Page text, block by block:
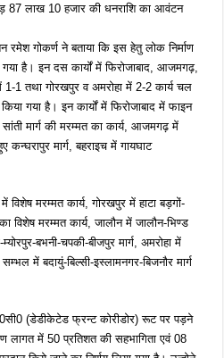
87 लाख 10 हजार की धनराशि का आवंटन
रमेश गोकर्ण ने बताया कि इस हेतु लोक निर्माण
गया है। इन दस कार्यों में फिरोजाबाद, आजमगढ़,
1 तथा गोरखपुर व अमरोहा में 2-2 कार्य चल
गया है। इन कार्यों में फिरोजाबाद में फाइन
मार्ग की मरम्मत का कार्य, आजमगढ़ में
मार्ग, बहराइच में गायघाट
विशेष मरम्मत कार्य, गोरखपुर में हाटा बड़गों-
का विशेष मरम्मत कार्य, जालौन में जालौन-भिण्ड
बभनी-चपकी-बीजपुर मार्ग, अमरोहा में
सम्भल में बदायुं-बिल्सी-इस्लामनगर-बिजनौर मार्ग
(डेडीकेटेड फ्रन्ट कोरीडोर) रूट पर पड़ने
लागत में 50 प्रतिशत की सहभागिता एवं 08